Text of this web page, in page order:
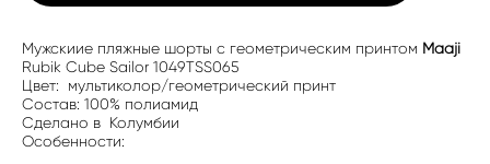
Мужскиие пляжные шорты с геометрическим принтом Maaji
Rubik Cube Sailor 1049TSS065
Цвет: мультиколор/геометрический принт
Состав: 100% полиамид
Сделано в Колумбии
Особенности: